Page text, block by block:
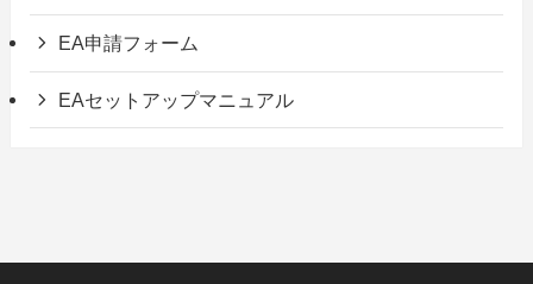
EA申請フォーム
EAセットアップマニュアル